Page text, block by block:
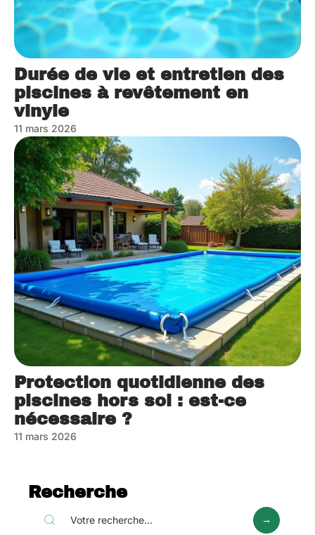
Durée de vie et entretien des
piscines à revêtement en
vinyle
11 mars 2026
Protection quotidienne des
piscines hors sol : est-ce
nécessaire ?
11 mars 2026
Recherche